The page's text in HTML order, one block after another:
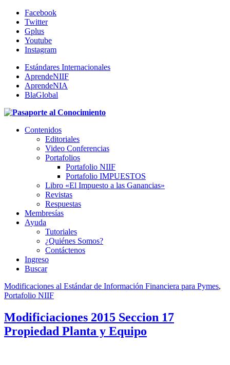
Facebook
Twitter
Gplus
Youtube
Instagram
Estándares Internacionales
AprendeNIIF
AprendeNIA
BlaGlobal
Contenidos
Editoriales
Video Conferencias
Portafolios
Portafolio NIIF
Portafolio IMPUESTOS
Libro «El Impuesto a las Ganancias»
Revistas
Respuestas
Membresías
Ayuda
Tutoriales
¿Quiénes Somos?
Contáctenos
Ingreso
Buscar
Modificaciones al Estándar de Información Financiera para Pymes,
Portafolio NIIF
Modificiaciones 2015 Seccion 17
Propiedad Planta y Equipo